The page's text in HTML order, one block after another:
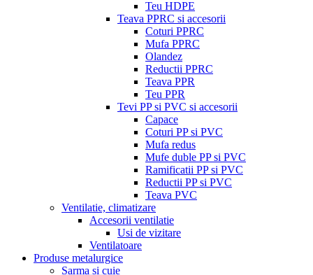
Teu HDPE
Teava PPRC si accesorii
Coturi PPRC
Mufa PPRC
Olandez
Reductii PPRC
Teava PPR
Teu PPR
Tevi PP si PVC si accesorii
Capace
Coturi PP si PVC
Mufa redus
Mufe duble PP si PVC
Ramificatii PP si PVC
Reductii PP si PVC
Teava PVC
Ventilatie, climatizare
Accesorii ventilatie
Usi de vizitare
Ventilatoare
Produse metalurgice
Sarma si cuie